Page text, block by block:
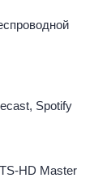
Spotify
HD Master